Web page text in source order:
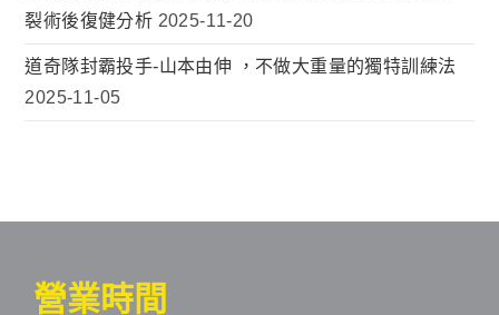
裂術後復健分析 2025-11-20
道奇隊封霸投手-山本由伸 ，不做大重量的獨特訓練法
2025-11-05
營業時間